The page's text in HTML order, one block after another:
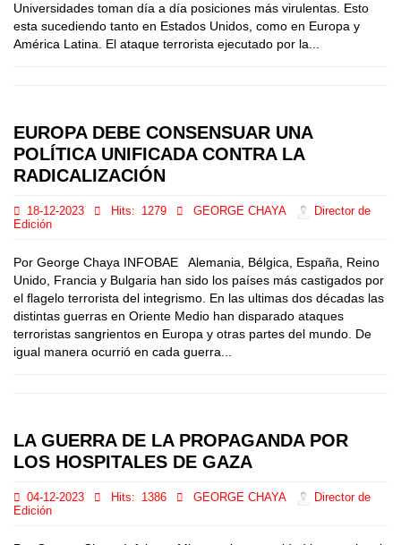
Universidades toman día a día posiciones más virulentas. Esto
esta sucediendo tanto en Estados Unidos, como en Europa y
América Latina. El ataque terrorista ejecutado por la...
EUROPA DEBE CONSENSUAR UNA
POLÍTICA UNIFICADA CONTRA LA
RADICALIZACIÓN
18-12-2023 Hits: 1279 GEORGE CHAYA
Director de
Edición
Por George Chaya INFOBAE Alemania, Bélgica, España, Reino
Unido, Francia y Bulgaria han sido los países más castigados por
el flagelo terrorista del integrismo. En las ultimas dos décadas las
distintas guerras en Oriente Medio han disparado ataques
terroristas sangrientos en Europa y otras partes del mundo. De
igual manera ocurrió en cada guerra...
LA GUERRA DE LA PROPAGANDA POR
LOS HOSPITALES DE GAZA
04-12-2023 Hits: 1386 GEORGE CHAYA
Director de
Edición